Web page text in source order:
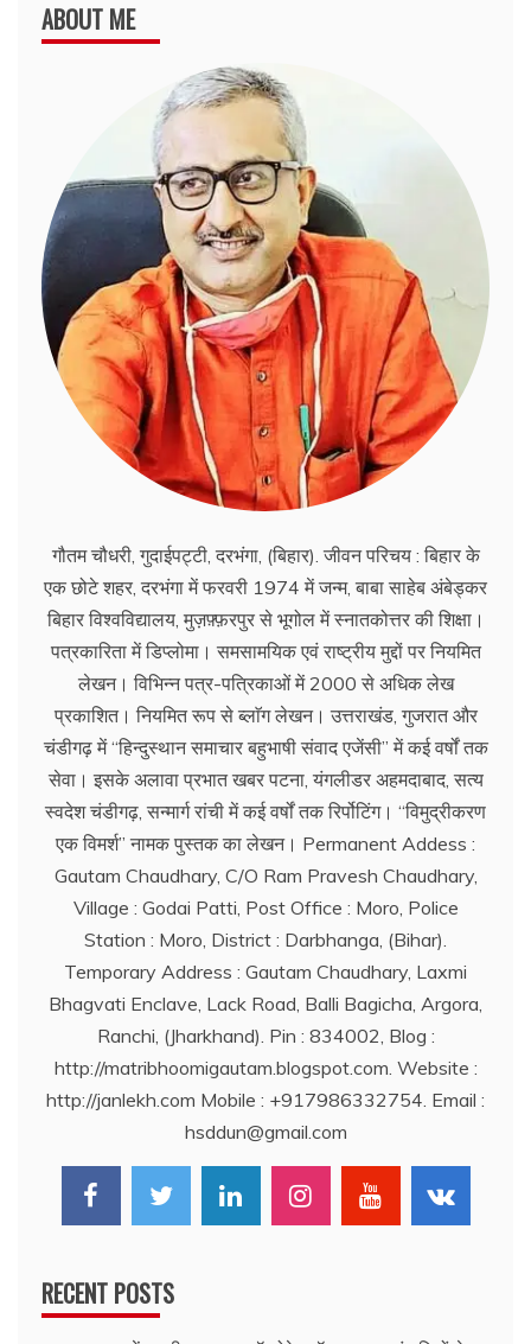
ABOUT ME
गौतम चौधरी, गुदाईपट्टी, दरभंगा, (बिहार). जीवन परिचय : बिहार के
एक छोटे शहर, दरभंगा में फरवरी 1974 में जन्म, बाबा साहेब अंबेड्कर
बिहार विश्वविद्यालय, मुज़फ़्फ़रपुर से भूगोल में स्नातकोत्तर की शिक्षा।
पत्रकारिता में डिप्लोमा। समसामयिक एवं राष्ट्रीय मुद्दों पर नियमित
लेखन। विभिन्न पत्र-पत्रिकाओं में 2000 से अधिक लेख
प्रकाशित। नियमित रूप से ब्लाॅग लेखन। उत्तराखंड, गुजरात और
चंडीगढ़ में ‘‘हिन्दुस्थान समाचार बहुभाषी संवाद एजेंसी’’ में कई वर्षों तक
सेवा। इसके अलावा प्रभात खबर पटना, यंगलीडर अहमदाबाद, सत्य
स्वदेश चंडीगढ़, सन्मार्ग रांची में कई वर्षों तक रिर्पोटिंग। ‘‘विमुद्रीकरण
एक विमर्श’’ नामक पुस्तक का लेखन। Permanent Addess :
Gautam Chaudhary, C/O Ram Pravesh Chaudhary,
Village : Godai Patti, Post Office : Moro, Police
Station : Moro, District : Darbhanga, (Bihar).
Temporary Address : Gautam Chaudhary, Laxmi
Bhagvati Enclave, Lack Road, Balli Bagicha, Argora,
Ranchi, (Jharkhand). Pin : 834002, Blog :
http://matribhoomigautam.blogspot.com. Website :
http://janlekh.com Mobile : +917986332754. Email :
hsddun@gmail.com
RECENT POSTS